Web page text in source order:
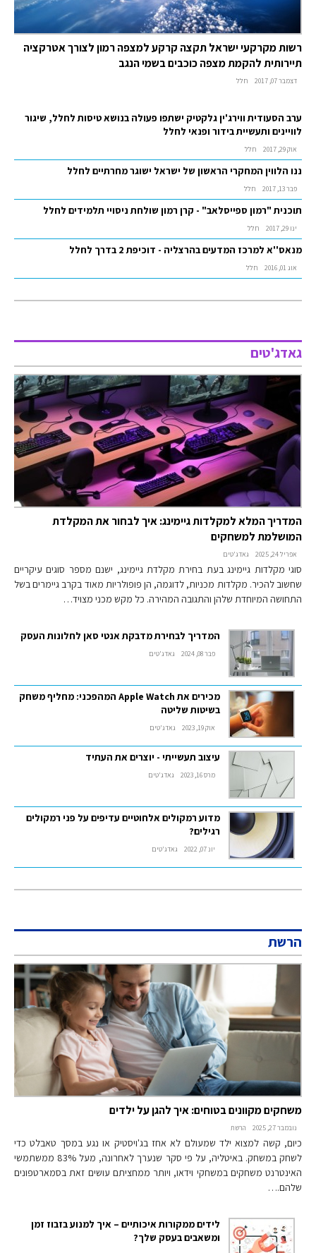
רשות מקרקעי ישראל תקצה קרקע למצפה רמון לצורך אטרקציה
תיירותית להקמת מצפה כוכבים בשמי הנגב
דצמבר 07, 2017 חלל
ערב הסעודית ווירג'ין גלקטיק ישתפו פעולה בנושא טיסות לחלל, שיגור
לוויינים ותעשיית בידור ופנאי לחלל
אוק 29, 2017 חלל
ננו הלווין המחקרי הראשון של ישראל ישוגר מחרתיים לחלל
פבר 13, 2017 חלל
תוכנית "רמון ספייסלאב" - קרן רמון שולחת ניסויי תלמידים לחלל
ינו 29, 2017 חלל
מנאס''א למרכז המדעים בהרצליה - דוכיפת 2 בדרך לחלל
אוג 01, 2016 חלל
גאדג'טים
המדריך המלא למקלדות גיימינג: איך לבחור את המקלדת
המושלמת למשחקים
אפריל 24, 2025 גאדג'טים
סוגי מקלדות גיימינג בעת בחירת מקלדת גיימינג, ישנם מספר סוגים עיקריים
שחשוב להכיר. מקלדות מכניות, לדוגמה, הן פופולריות מאוד בקרב גיימרים בשל
התחושה המיוחדת שלהן והתגובה המהירה. כל מקש מכני מצויד…
המדריך לבחירת מדבקת אנטי סאן לחלונות העסק
פבר 08, 2024 גאדג'טים
מכירים את Apple Watch המהפכני: מחליף משחק
בשיטות שליטה
אוק 19, 2023 גאדג'טים
עיצוב תעשייתי - יוצרים את העתיד
מרס 16, 2023 גאדג'טים
מדוע רמקולים אלחוטיים עדיפים על פני רמקולים
רגילים?
יונ 07, 2022 גאדג'טים
הרשת
משחקים מקוונים בטוחים: איך להגן על ילדים
נובמבר 27, 2025 הרשת
כיום, קשה למצוא ילד שמעולם לא אחז בג'ויסטיק או נגע במסך טאבלט כדי
לשחק במשחק. באיטליה, על פי סקר שנערך לאחרונה, מעל 83% ממשתמשי
האינטרנט משחקים במשחקי וידאו, ויותר ממחציתם עושים זאת בסמארטפונים
שלהם.…
לידים ממקורות איכותיים – איך למנוע בזבוז זמן
ומשאבים בעסק שלך?